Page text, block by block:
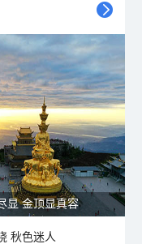
显 金顶显真容
秋色迷人